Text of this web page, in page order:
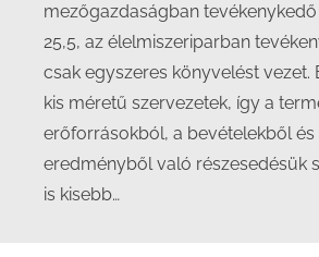
mezőgazdaságban
25,5, az élelmiszeriparban
csak egyszeres könyvelést vezet.
kis méretű szervezetek, így a
erőforrásokból, a bevételekből és
eredményből való részesedésük
is kisebb…